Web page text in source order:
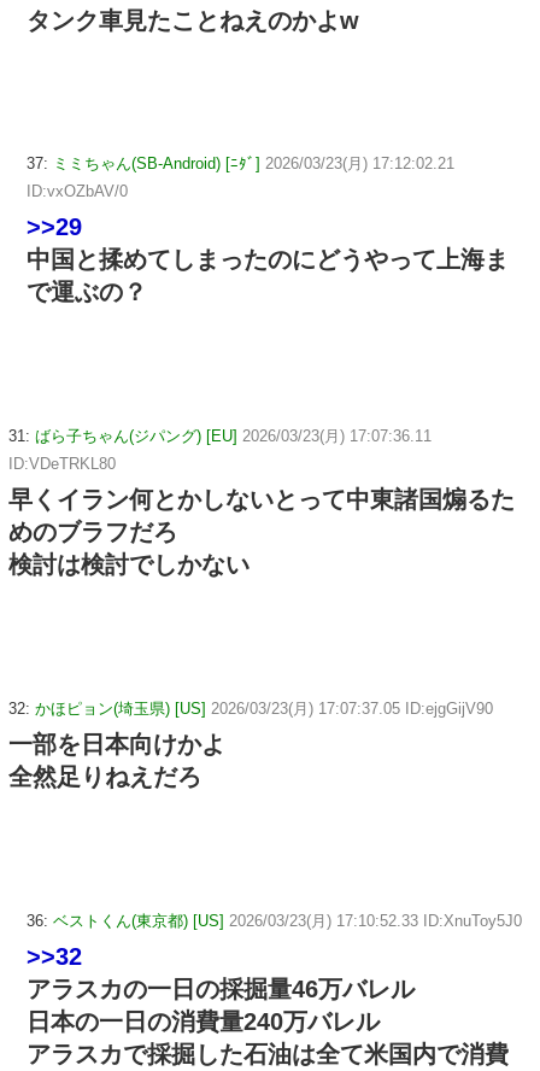
タンク車見たことねえのかよw
37: ミミちゃん(SB-Android) [ﾆﾀﾞ] 2026/03/23(月) 17:12:02.21
ID:vxOZbAV/0
>>29
中国と揉めてしまったのにどうやって上海ま
で運ぶの？
31: ばら子ちゃん(ジパング) [EU] 2026/03/23(月) 17:07:36.11
ID:VDeTRKL80
早くイラン何とかしないとって中東諸国煽るた
めのブラフだろ
検討は検討でしかない
32: かほピョン(埼玉県) [US] 2026/03/23(月) 17:07:37.05 ID:ejgGijV90
一部を日本向けかよ
全然足りねえだろ
36: ベストくん(東京都) [US] 2026/03/23(月) 17:10:52.33 ID:XnuToy5J0
>>32
アラスカの一日の採掘量46万バレル
日本の一日の消費量240万バレル
アラスカで採掘した石油は全て米国内で消費